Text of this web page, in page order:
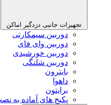
تجهیزات جانبی دزدگیر اماکن
دوربین سیمکارتی
دوربین وای فای
دوربین خورشیدی
دوربین شلنگی
بایترون
داهوا
برایتون
پکیج های آماده به